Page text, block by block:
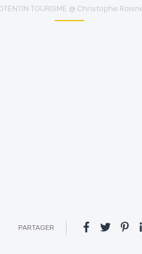
TOURISME @ Christophe
PARTAGER